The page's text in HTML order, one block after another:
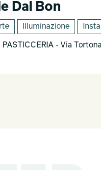
Dal Bon
Illuminazione
PASTICCERIA - Via